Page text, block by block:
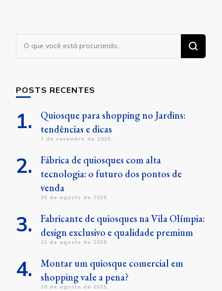
Procurando
algo?
POSTS RECENTES
Quiosque para shopping no Jardins:
tendências e dicas
1 de setembro de 2025
Fábrica de quiosques com alta
tecnologia: o futuro dos pontos de
venda
25 de agosto de 2025
Fabricante de quiosques na Vila Olímpia:
design exclusivo e qualidade premium
21 de agosto de 2025
Montar um quiosque comercial em
shopping vale a pena?
20 de agosto de 2025